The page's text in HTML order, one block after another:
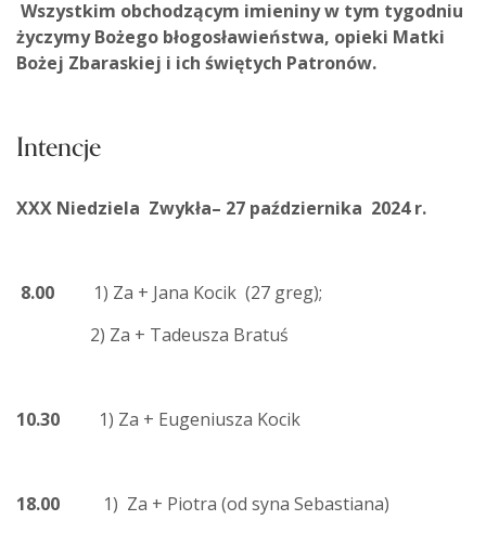
Wszystkim obchodzącym imieniny w tym tygodniu
życzymy Bożego błogosławieństwa, opieki Matki
Bożej Zbaraskiej i ich świętych Patronów.
Intencje
XXX Niedziela Zwykła– 27 października 2024 r.
8.00 1) Za + Jana Kocik (27 greg);
2) Za + Tadeusza Bratuś
10.30 1) Za + Eugeniusza Kocik
18.00 1) Za + Piotra (od syna Sebastiana)